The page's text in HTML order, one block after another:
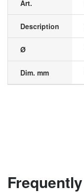
Art.
Description
Ø
Dim. mm